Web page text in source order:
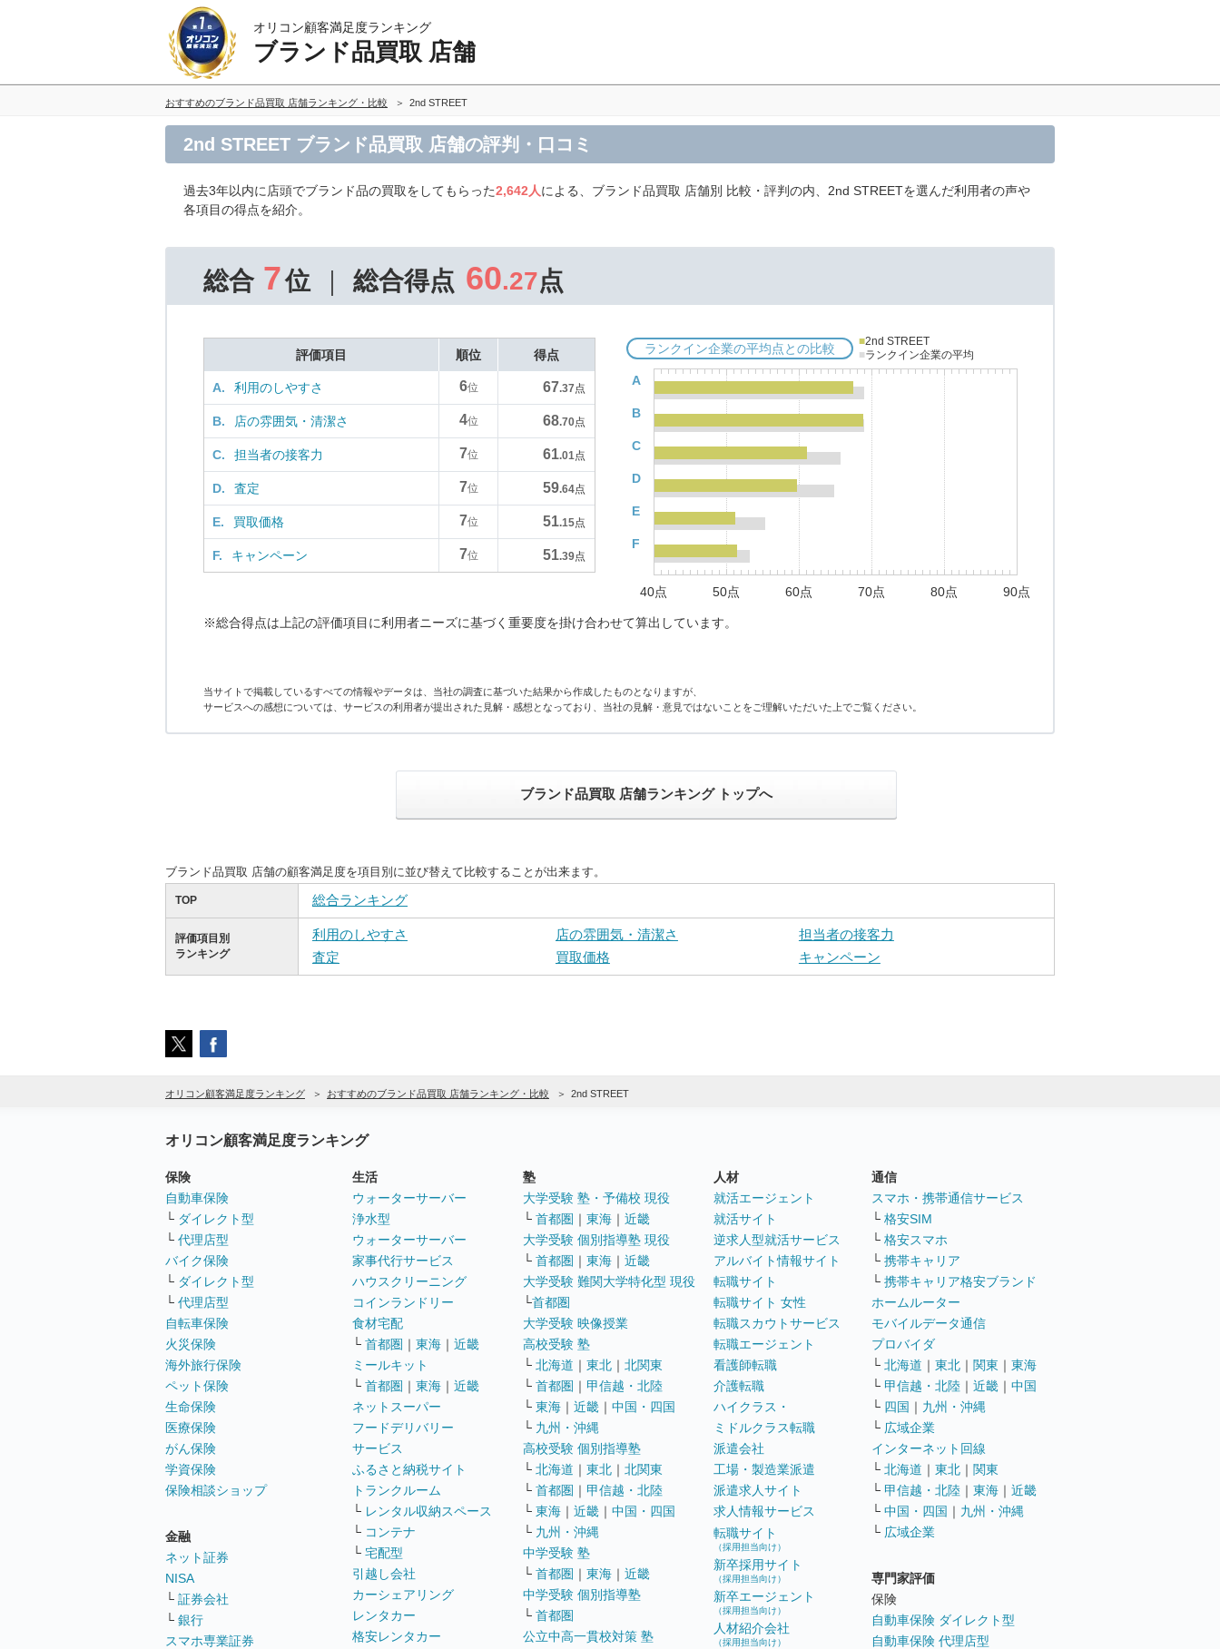
オリコン顧客満足度ランキング
ブランド品買取 店舗
おすすめのブランド品買取 店舗ランキング・比較 2nd STREET
2nd STREET ブランド品買取 店舗の評判・口コミ
過去3年以内に店頭でブランド品の買取をしてもらった2,642人による、ブランド品買取 店舗別 比較・評判の内、2nd STREETを選んだ利用者の声や
各項目の得点を紹介。
総合 7位 総合得点 60.27点
評価項目 順位 得点
A. 利用のしやすさ 6位 67.37点
B. 店の雰囲気・清潔さ 4位 68.70点
C. 担当者の接客力 7位 61.01点
D. 査定 7位 59.64点
E. 買取価格 7位 51.15点
F. キャンペーン 7位 51.39点
ランクイン企業の平均点との比較 ■2nd STREET
■ランクイン企業の平均
A
B
C
D
E
F
40点 50点 60点 70点 80点 90点
※総合得点は上記の評価項目に利用者ニーズに基づく重要度を掛け合わせて算出しています。
当サイトで掲載しているすべての情報やデータは、当社の調査に基づいた結果から作成したものとなりますが、
サービスへの感想については、サービスの利用者が提出された見解・感想となっており、当社の見解・意見ではないことをご理解いただいた上でご覧ください。
ブランド品買取 店舗ランキング トップへ
ブランド品買取 店舗の顧客満足度を項目別に並び替えて比較することが出来ます。
TOP 総合ランキング
評価項目別
ランキング
利用のしやすさ 店の雰囲気・清潔さ
担当者の接客力
査定
買取価格 キャンペーン
オリコン顧客満足度ランキング おすすめのブランド品買取 店舗ランキング・比較 2nd STREET
オリコン顧客満足度ランキング
保険
自動車保険
└ ダイレクト型
└ 代理店型
バイク保険
└ ダイレクト型
└ 代理店型
自転車保険
火災保険
海外旅行保険
ペット保険
生命保険
医療保険
がん保険
学資保険
保険相談ショップ
金融
ネット証券
NISA
└ 証券会社
└ 銀行
スマホ専業証券
生活
ウォーターサーバー
浄水型
ウォーターサーバー
家事代行サービス
ハウスクリーニング
コインランドリー
食材宅配
└ 首都圏 ｜ 東海 ｜ 近畿
ミールキット
└ 首都圏 ｜ 東海 ｜ 近畿
ネットスーパー
フードデリバリー
サービス
ふるさと納税サイト
トランクルーム
└ レンタル収納スペース
└ コンテナ
└ 宅配型
引越し会社
カーシェアリング
レンタカー
格安レンタカー
塾
大学受験 塾・予備校 現役
└ 首都圏 ｜ 東海 ｜ 近畿
大学受験 個別指導塾 現役
└ 首都圏 ｜ 東海 ｜ 近畿
大学受験 難関大学特化型 現役
└首都圏
大学受験 映像授業
高校受験 塾
└ 北海道 ｜ 東北 ｜ 北関東
└ 首都圏 ｜ 甲信越・北陸
└ 東海 ｜ 近畿 ｜ 中国・四国
└ 九州・沖縄
高校受験 個別指導塾
└ 北海道 ｜ 東北 ｜ 北関東
└ 首都圏 ｜ 甲信越・北陸
└ 東海 ｜ 近畿 ｜ 中国・四国
└ 九州・沖縄
中学受験 塾
└ 首都圏 ｜ 東海 ｜ 近畿
中学受験 個別指導塾
└ 首都圏
公立中高一貫校対策 塾
人材
就活エージェント
就活サイト
逆求人型就活サービス
アルバイト情報サイト
転職サイト
転職サイト 女性
転職スカウトサービス
転職エージェント
看護師転職
介護転職
ハイクラス・
ミドルクラス転職
派遣会社
工場・製造業派遣
派遣求人サイト
求人情報サービス
転職サイト
（採用担当向け）
新卒採用サイト
（採用担当向け）
新卒エージェント
（採用担当向け）
人材紹介会社
（採用担当向け）
通信
スマホ・携帯通信サービス
└ 格安SIM
└ 格安スマホ
└ 携帯キャリア
└ 携帯キャリア格安ブランド
ホームルーター
モバイルデータ通信
プロバイダ
└ 北海道 ｜ 東北 ｜ 関東 ｜ 東海
└ 甲信越・北陸 ｜ 近畿 ｜ 中国
└ 四国 ｜ 九州・沖縄
└ 広域企業
インターネット回線
└ 北海道 ｜ 東北 ｜ 関東
└ 甲信越・北陸 ｜ 東海 ｜ 近畿
└ 中国・四国 ｜ 九州・沖縄
└ 広域企業
専門家評価
保険
自動車保険 ダイレクト型
自動車保険 代理店型